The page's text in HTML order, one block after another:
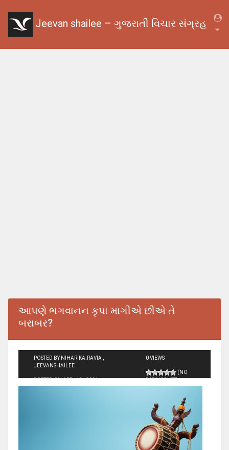
Jeevan shailee – ગુજરાતી વિચાર સંગ્રહ
આપણે ભગવાનન કૃપા માગીએ છીએ તે
બરાબર?
POSTED BY NIHARIKA.RAVIA ,
JEEVANSHAILEE
POSTED ON APR - 12 - 2024
0 VIEWS
(NO
RATINGS YET)